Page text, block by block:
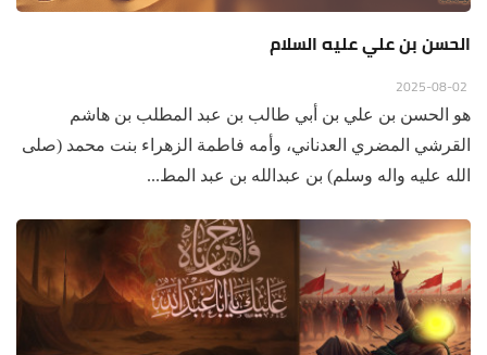
الحسن بن علي عليه السلام
هو الحسن بن علي بن أبي طالب بن عبد المطلب بن هاشم
القرشي المضري العدناني، وأمه فاطمة الزهراء بنت محمد (صلى
الله عليه واله وسلم) بن عبدالله بن عبد المط...